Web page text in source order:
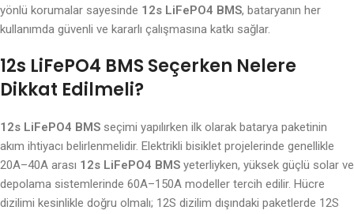
yönlü korumalar sayesinde 12s LiFePO4 BMS, bataryanın her
kullanımda güvenli ve kararlı çalışmasına katkı sağlar.
12s LiFePO4 BMS Seçerken Nelere
Dikkat Edilmeli?
12s LiFePO4 BMS seçimi yapılırken ilk olarak batarya paketinin
akım ihtiyacı belirlenmelidir. Elektrikli bisiklet projelerinde genellikle
20A–40A arası 12s LiFePO4 BMS yeterliyken, yüksek güçlü solar ve
depolama sistemlerinde 60A–150A modeller tercih edilir. Hücre
dizilimi kesinlikle doğru olmalı; 12S dizilim dışındaki paketlerde 12S